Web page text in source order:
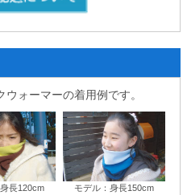
ォーマーの着用例です。
長120cm
モデル：身長150cm